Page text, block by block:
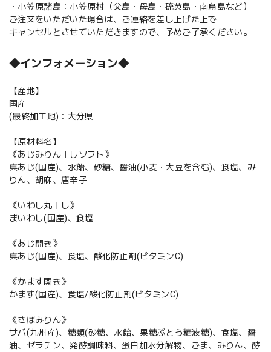
・小笠原諸島：小笠原村（父島・母島・硫黄島・南鳥島など）
ご注文をいただいた場合は、ご連絡を差し上げた上で
キャンセルとさせていただきますので、予めご了承ください。
◆インフォメーション◆
【産地】
国産
(最終加工地)：大分県
【原材料名】
《あじみりん干しソフト》
真あじ(国産)、水飴、砂糖、醤油(小麦・大豆を含む)、食塩、み
りん、胡麻、唐辛子
《いわし丸干し》
まいわし(国産)、食塩
《あじ開き》
真あじ(国産)、食塩、酸化防止剤(ビタミンC)
《かます開き》
かます(国産)、食塩/酸化防止剤(ビタミンC)
《さばみりん》
サバ(九州産)、糖類(砂糖、水飴、果糖ぶとう糖液糖)、食塩、醤
油、ゼラチン、発酵調味料、蛋白加水分解物、ごま、みりん、酵